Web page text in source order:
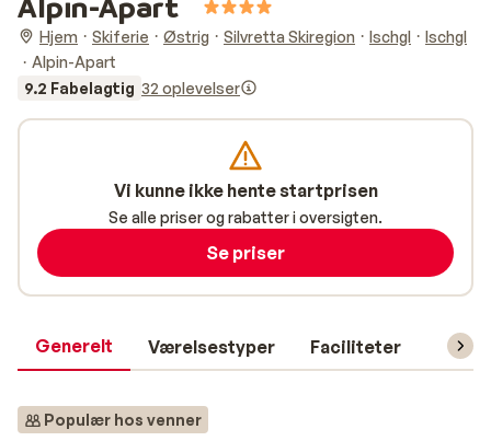
Hjem Skiferie Østrig Silvretta Skiregion Ischgl
Ischgl
Alpin-Apart
9.2 Fabelagtig 32 oplevelser
Generelt Værelsestyper Faciliteter
Populær hos venner
Vi kunne ikke hente startprisen
Se alle priser og rabatter i oversigten.
Se priser